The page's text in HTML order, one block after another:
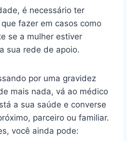
é necessário ter
fazer em casos como
se a mulher estiver
sua rede de apoio.
por uma gravidez
mais nada, vá ao médico
a sua saúde e converse
parceiro ou familiar.
você ainda pode: